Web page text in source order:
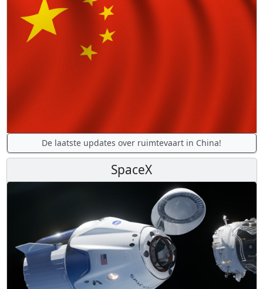
De laatste updates over ruimtevaart in China!
SpaceX